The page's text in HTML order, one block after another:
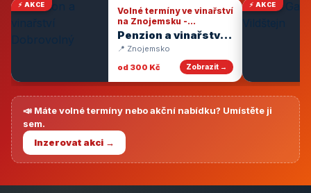
⚡ AKCE
Volné termíny ve vinařství
na Znojemsku -
degustace vín
Penzion a vinařství
Dobrovolný
📍 Znojemsko
od 300 Kč
Zobrazit →
⚡ AKCE
📣 Máte volné termíny nebo akční nabídku? Umístěte ji
sem.
Inzerovat akci →